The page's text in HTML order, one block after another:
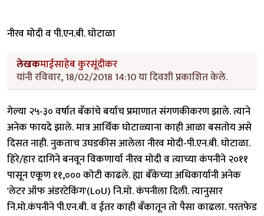
नीरव मोदी व पी.एन.बी. घोटाळा
लेखकमाईसाहेब कुरसूंदीकर
यांनी रविवार, 18/02/2018 14:10 या दिवशी प्रकाशित केले.
गेल्या २५-३० वर्षात बँकांचे बर्याच प्रमाणात संगणकीकरण झाले. त्याने
अनेक फायदे झाले. मात्र आर्थिक घोटाळ्याना काही आळा बसतोय असे
दिसत नाही. नुकताच उघडकीस आलेला नीरव मोदी-पी.एन.बी. घोटाळा.
हिरे/हार दागिने बनवून विकणार्या नीरव मोदी व त्याच्या कंपनीने २०११
पासून एकूण ११,००० कोटी काढले. ह्या बँकेच्या अधिकार्यानी अनेक
'लेटर ऑफ अंडरटेकिंग'(LoU) नि.मो. कंपनीला दिली. त्यानुसार
नि.मो.कंपनीने पी.एन.बी. व ईतर काही बँकातून तो पैसा काढला. परतफेड